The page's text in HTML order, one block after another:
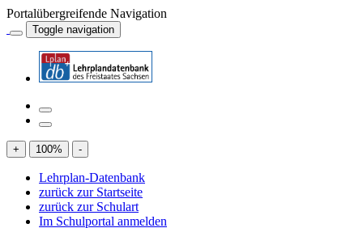
Portalübergreifende Navigation
Toggle navigation
+ 100% -
Lehrplan-Datenbank
zurück zur Startseite
zurück zur Schulart
Im Schulportal anmelden